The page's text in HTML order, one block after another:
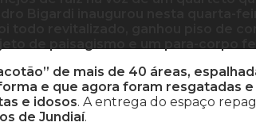
de mais de 40 áreas,
e que agora foram resgatadas
e idosos. A entrega do espaço
de Jundiaí.